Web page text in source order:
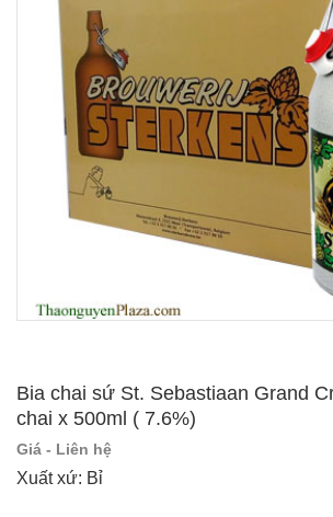
Bia chai sứ St. Sebastiaan Grand
chai x 500ml ( 7.6%)
Giá - Liên hệ
Xuất xứ: Bỉ